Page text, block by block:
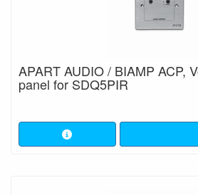
APART AUDIO / BIAMP ACP,
panel for SDQ5PIR